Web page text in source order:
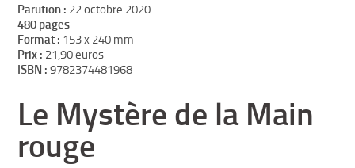
Parution : 22 octobre 2020
480 pages
Format : 153 x 240 mm
Prix : 21,90 euros
ISBN : 9782374481968
Le Mystère de la Main
rouge